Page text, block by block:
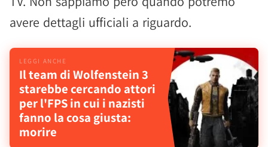
avere dettagli ufficiali a riguardo.
Il team di Wolfenstein 3
starebbe cercando attori
per l'FPS in cui i nazisti
fanno la cosa giusta:
morire